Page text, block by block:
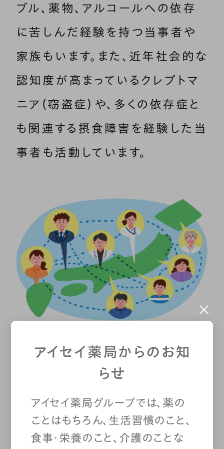
ブル、薬物、アルコールへの依存
に苦しんだ経験を持つ当事者や
家族もいます。また、近年社会的な
認知度が高まっているクレプトマ
ニア（窃盗症）や、多くの依存症と
も関連する摂食障害を経験した当
事者も活動しています。
そのほかにも、医師や看護師、福
ウンセラー、企業のメンタルヘル
ス担当者や人事担当者、弁護士、
アイセイ薬局からのお知
らせ
アイセイ薬局グループでは、薬の
ことはもちろん、生活習慣のこと、
食事・栄養のこと、介護のことな